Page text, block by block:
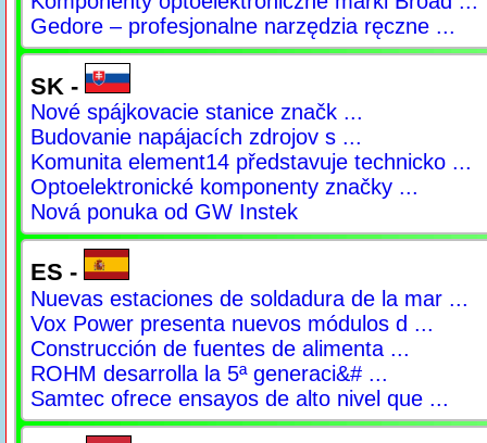
Gedore – profesjonalne narzędzia ręczne ...
SK -
Nové spájkovacie stanice značk ...
Budovanie napájacích zdrojov s ...
Komunita element14 představuje technicko ...
Optoelektronické komponenty značky ...
Nová ponuka od GW Instek
ES -
Nuevas estaciones de soldadura de la mar ...
Vox Power presenta nuevos módulos d ...
Construcción de fuentes de alimenta ...
ROHM desarrolla la 5ª generaci&# ...
Samtec ofrece ensayos de alto nivel que ...